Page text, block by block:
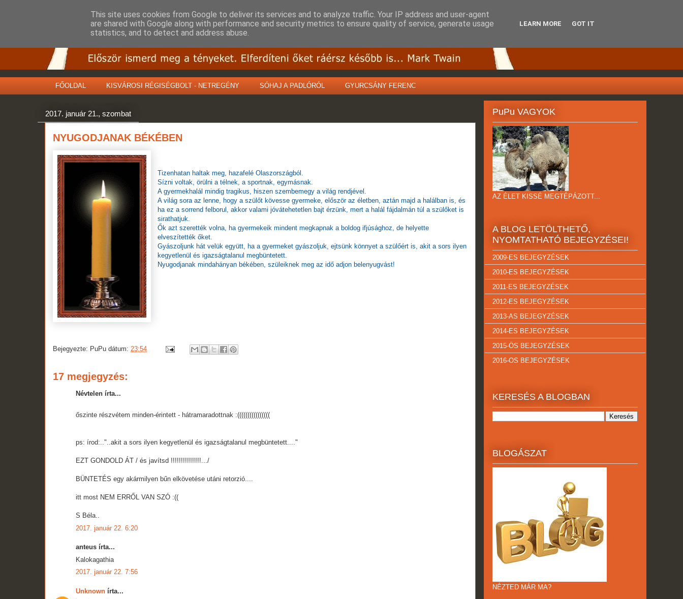
FŐOLDAL KISVÁROSI RÉGISÉGBOLT - NETREGÉNY SÓHAJ A PADLÓRÓL GYURCSÁNY FERENC
2017. január 21., szombat
NYUGODJANAK BÉKÉBEN
Tizenhatan haltak meg, hazafelé Olaszországból.
Sízni voltak, örülni a télnek, a sportnak, egymásnak.
A gyermekhalál mindig tragikus, hiszen szembemegy a világ rendjével.
A világ sora az lenne, hogy a szülőt kövesse gyermeke, először az életben, aztán majd a halálban is, és
ha ez a sorrend felborul, akkor valami jóvátehetetlen bajt érzünk, mert a halál fájdalmán túl a szülőket is
sirathatjuk.
Ők azt szerették volna, ha gyermekeik mindent megkapnak a boldog ifjúsághoz, de helyette
elveszítették őket.
Gyászoljunk hát velük együtt, ha a gyermeket gyászoljuk, ejtsünk könnyet a szülőért is, akit a sors ilyen
kegyetlenül és igazságtalanul megbüntetett.
Nyugodjanak mindahányan békében, szüleiknek meg az idő adjon belenyugvást!
Bejegyezte: PuPu dátum: 23:54
17 megjegyzés:
Névtelen írta...
őszinte részvétem minden-érintett - hátramaradottnak :((((((((((((((((
ps: írod:.."..akit a sors ilyen kegyetlenül és igazságtalanul megbüntetett...."
EZT GONDOLD ÁT / és javítsd !!!!!!!!!!!!!!!.../
BÜNTETÉS egy akármilyen bűn elkövetése utáni retorzió....
itt most NEM ERRŐL VAN SZÓ :((
S Béla..
2017. január 22. 6:20
anteus írta...
Kalokagathia
2017. január 22. 7:56
Unknown írta...
PuPu VAGYOK
AZ ÉLET KISSÉ MEGTÉPÁZOTT...
A BLOG LETÖLTHETŐ,
NYOMTATHATÓ BEJEGYZÉSEI!
2009-ES BEJEGYZÉSEK
2010-ES BEJEGYZÉSEK
2011-ES BEJEGYZÉSEK
2012-ES BEJEGYZÉSEK
2013-AS BEJEGYZÉSEK
2014-ES BEJEGYZÉSEK
2015-ÖS BEJEGYZÉSEK
2016-OS BEJEGYZÉSEK
KERESÉS A BLOGBAN
BLOGÁSZAT
NÉZTED MÁR MA?
This site uses cookies from Google to deliver its services and to analyze traffic. Your IP address and user-agent
are shared with Google along with performance and security metrics to ensure quality of service, generate usage
statistics, and to detect and address abuse.
LEARN MORE GOT IT